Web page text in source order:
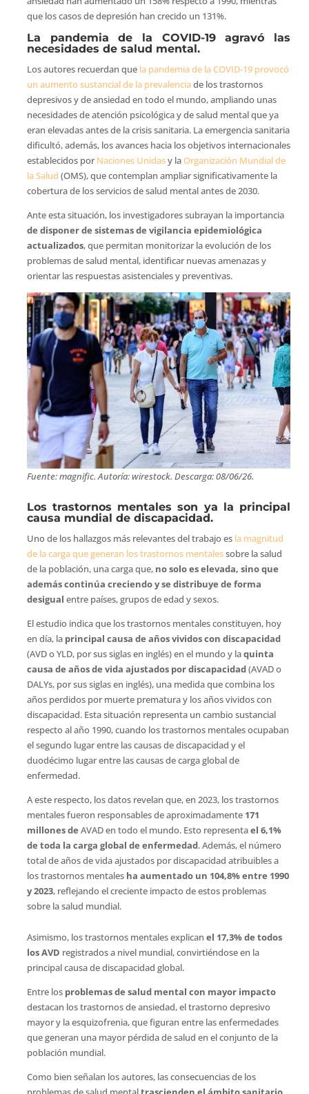
que los casos de depresión han crecido un 131%.
La pandemia de la COVID-19 agravó las
necesidades de salud mental.
Los autores recuerdan que la pandemia de la COVID-19 provocó
un aumento sustancial de la prevalenciade los trastornos
depresivos y de ansiedad en todo el mundo, ampliando unas
necesidades de atención psicológica y de salud mental que ya
eran elevadas antes de la crisis sanitaria. La emergencia sanitaria
dificultó, además, los avances hacia los objetivos internacionales
establecidos porNaciones Unidasy laOrganización Mundial de
la Salud (OMS), que contemplan ampliar significativamente la
cobertura de los servicios de salud mental antes de 2030.
Ante esta situación, los investigadores subrayan la importancia
de disponer de sistemas de vigilancia epidemiológica
actualizados, que permitan monitorizar la evolución de los
problemas de salud mental, identificar nuevas amenazas y
orientar las respuestas asistenciales y preventivas.
Fuente: magnific. Autoría: wirestock. Descarga: 08/06/26.
Los trastornos mentales son ya la principal
causa mundial de discapacidad.
Uno de los hallazgos más relevantes del trabajo es la magnitud
de la carga que generan los trastornos mentalessobre la salud
de la población, una carga que, no solo es elevada, sino que
además continúa creciendo y se distribuye de forma
desigual entre países, grupos de edad y sexos.
El estudio indica que los trastornos mentales constituyen, hoy
en día, la principal causa de años vividos con discapacidad
(AVD o YLD, por sus siglas en inglés) en el mundo y laquinta
causa de años de vida ajustados por discapacidad(AVAD o
DALYs, por sus siglas en inglés), una medida que combina los
años perdidos por muerte prematura y los años vividos con
discapacidad. Esta situación representa un cambio sustancial
respecto al año 1990, cuando los trastornos mentales ocupaban
el segundo lugar entre las causas de discapacidad y el
duodécimo lugar entre las causas de carga global de
enfermedad.
A este respecto, los datos revelan que, en 2023, los trastornos
mentales fueron responsables de aproximadamente 171
millones de AVAD en todo el mundo. Esto representael 6,1%
de toda la carga global de enfermedad. Además, el número
total de años de vida ajustados por discapacidad atribuibles a
los trastornos mentales ha aumentado un 104,8% entre 1990
y 2023, reflejando el creciente impacto de estos problemas
sobre la salud mundial.
Asimismo, los trastornos mentales explican el 17,3% de todos
los AVD registrados a nivel mundial, convirtiéndose en la
principal causa de discapacidad global.
Entre los problemas de salud mental con mayor impacto
destacan los trastornos de ansiedad, el trastorno depresivo
mayor y la esquizofrenia, que figuran entre las enfermedades
que generan una mayor pérdida de salud en el conjunto de la
población mundial.
Como bien señalan los autores, las consecuencias de los